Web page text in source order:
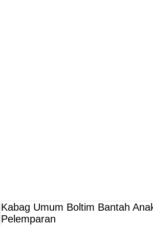
Kabag Umum Boltim Bantah
Pelemparan